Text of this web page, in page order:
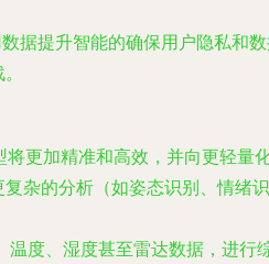
据提升智能的确保用户隐私和
将更加精准和高效，并向更轻量
杂的分析（如姿态识别、情绪识
温度、湿度甚至雷达数据，进行